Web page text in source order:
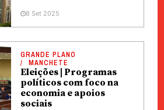
8 Set 2025
GRANDE PLANO
MANCHETE
Eleições | Programas
políticos com foco na
economia e apoios
sociais